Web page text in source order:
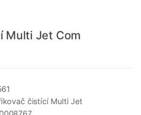
Multi Jet Com
čistící Multi Jet